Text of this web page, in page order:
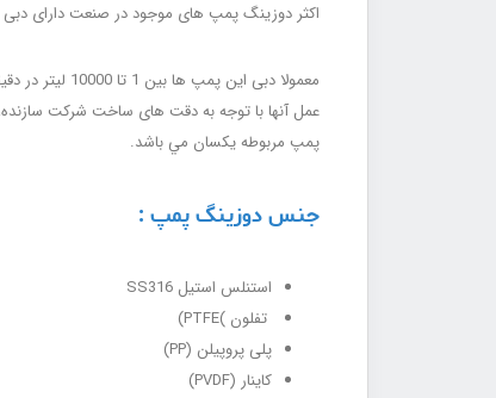
اکثر دوزینگ پمپ های موجود در صنعت دارای دبی
پمپ مربوطه يكسان مي باشد.
جنس دوزینگ پمپ :
استنلس استیل SS316
تفلون )PTFE)
پلی پروپیلن (PP)
کاینار (PVDF)